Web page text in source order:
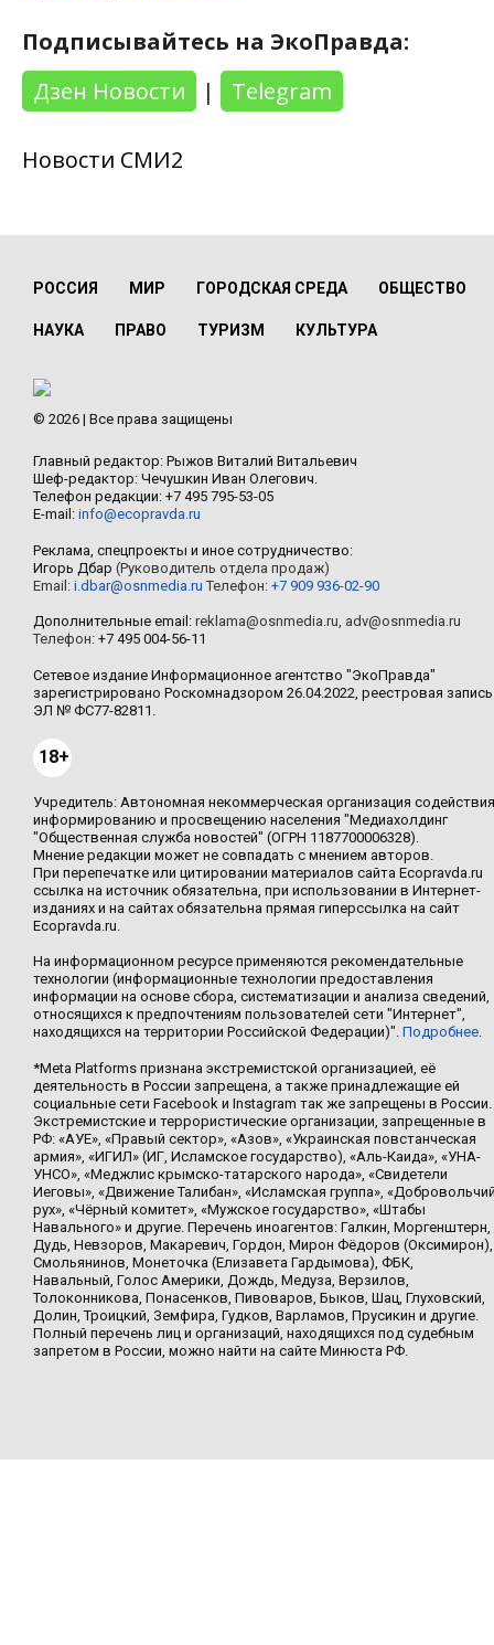
Подписывайтесь на ЭкоПравда:
Дзен Новости
| Telegram
Новости СМИ2
РОССИЯ МИР ГОРОДСКАЯ СРЕДА ОБЩЕСТВО
НАУКА ПРАВО ТУРИЗМ КУЛЬТУРА
© 2026 | Все права защищены
Главный редактор: Рыжов Виталий Витальевич
Шеф-редактор: Чечушкин Иван Олегович.
Телефон редакции: +7 495 795-53-05
E-mail: info@ecopravda.ru
Реклама, спецпроекты и иное сотрудничество:
Игорь Дбар (Руководитель отдела продаж)
Email: i.dbar@osnmedia.ru Телефон: +7 909 936-02-90
Дополнительные email: reklama@osnmedia.ru adv@osnmedia.ru
Телефон: +7 495 004-56-11
Сетевое издание Информационное агентство "ЭкоПравда"
зарегистрировано Роскомнадзором 26.04.2022, реестровая запись
ЭЛ № ФС77-82811.
18+
Учредитель: Автономная некоммерческая организация содействия
информированию и просвещению населения "Медиахолдинг
"Общественная служба новостей" (ОГРН 1187700006328).
Мнение редакции может не совпадать с мнением авторов.
При перепечатке или цитировании материалов сайта Ecopravda.ru
ссылка на источник обязательна, при использовании в Интернет-
изданиях и на сайтах обязательна прямая гиперссылка на сайт
Ecopravda.ru.
На информационном ресурсе применяются рекомендательные
технологии (информационные технологии предоставления
информации на основе сбора, систематизации и анализа сведений,
относящихся к предпочтениям пользователей сети "Интернет",
находящихся на территории Российской Федерации)". Подробнее
*Meta Platforms признана экстремистской организацией, её
деятельность в России запрещена, а также принадлежащие ей
социальные сети Facebook и Instagram так же запрещены в России.
Экстремистские и террористические организации, запрещенные в
РФ: «АУЕ», «Правый сектор», «Азов», «Украинская повстанческая
армия», «ИГИЛ» (ИГ, Исламское государство), «Аль-Каида», «УНА-
УНСО», «Меджлис крымско-татарского народа», «Свидетели
Иеговы», «Движение Талибан», «Исламская группа»,
рух», «Чёрный комитет», «Мужское государство», «Штабы
Навального» и другие. Перечень иноагентов: Галкин, Моргенштерн,
Дудь, Невзоров, Макаревич, Гордон, Мирон Фёдоров (Оксимирон),
Смольянинов, Монеточка (Елизавета Гардымова), ФБК,
Навальный, Голос Америки, Дождь, Медуза, Верзилов,
Толоконникова, Понасенков, Пивоваров, Быков, Шац, Глуховский,
Долин, Троицкий, Земфира, Гудков, Варламов, Прусикин и другие.
Полный перечень лиц и организаций, находящихся под судебным
запретом в России, можно найти на сайте Минюста РФ.